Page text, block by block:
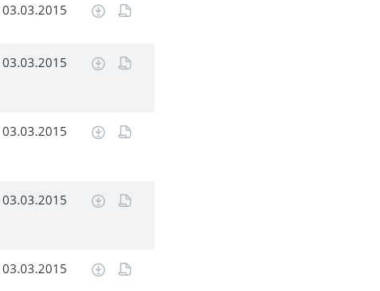
03.03.2015
03.03.2015
03.03.2015
03.03.2015
03.03.2015